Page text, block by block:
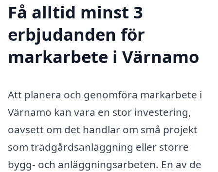
Få alltid minst 3
erbjudanden för
markarbete i Värnamo
Att planera och genomföra markarbete i
Värnamo kan vara en stor investering,
oavsett om det handlar om små projekt
som trädgårdsanläggning eller större
bygg- och anläggningsarbeten. En av de